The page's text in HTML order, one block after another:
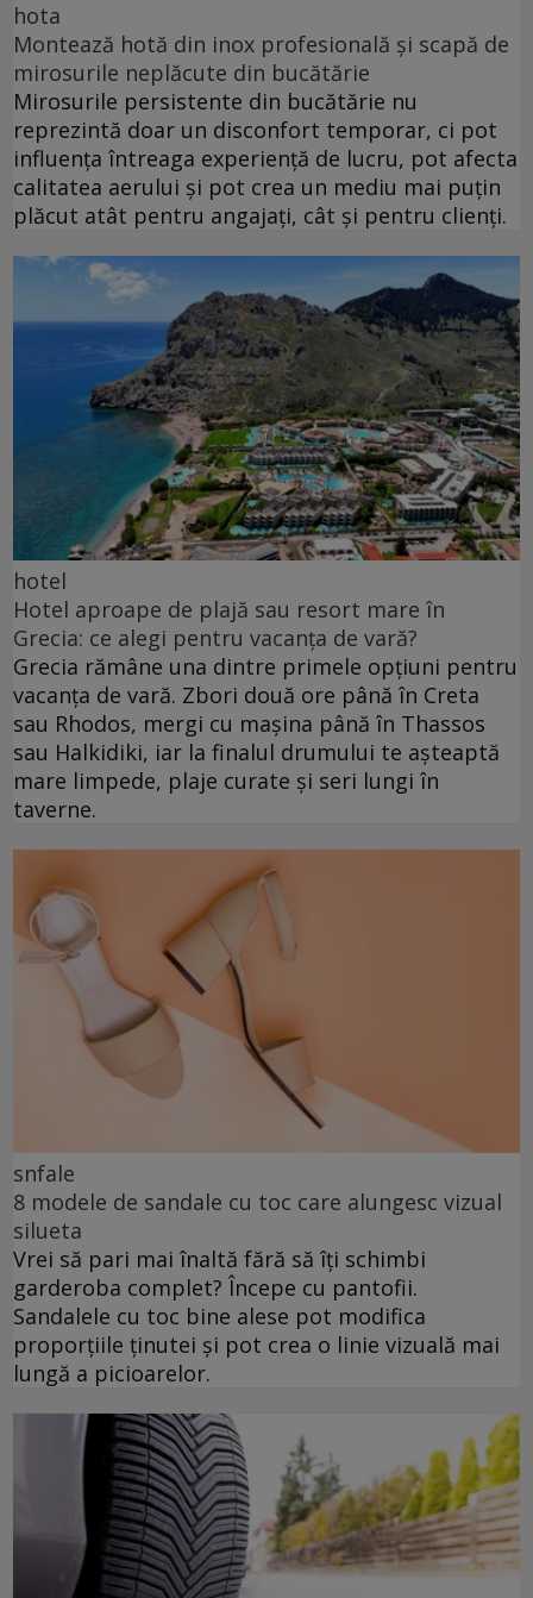
hota
Montează hotă din inox profesională și scapă de
mirosurile neplăcute din bucătărie
Mirosurile persistente din bucătărie nu
reprezintă doar un disconfort temporar, ci pot
influența întreaga experiență de lucru, pot afecta
calitatea aerului și pot crea un mediu mai puțin
plăcut atât pentru angajați, cât și pentru clienți.
hotel
Hotel aproape de plajă sau resort mare în
Grecia: ce alegi pentru vacanța de vară?
Grecia rămâne una dintre primele opțiuni pentru
vacanța de vară. Zbori două ore până în Creta
sau Rhodos, mergi cu mașina până în Thassos
sau Halkidiki, iar la finalul drumului te așteaptă
mare limpede, plaje curate și seri lungi în
taverne.
snfale
8 modele de sandale cu toc care alungesc vizual
silueta
Vrei să pari mai înaltă fără să îți schimbi
garderoba complet? Începe cu pantofii.
Sandalele cu toc bine alese pot modifica
proporțiile ținutei și pot crea o linie vizuală mai
lungă a picioarelor.